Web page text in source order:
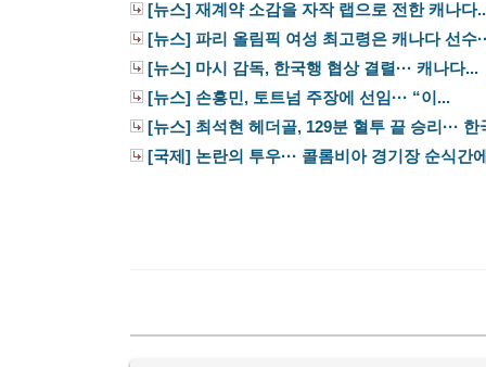
[뉴스] 재계약 소감을 자작 랩으로 전한 캐나다
[뉴스] 파리 올림픽 여성 최고령은 캐나다 선수
[뉴스] 마시 감독, 한국행 협상 결렬··· 캐나다...
[뉴스] 손흥민, 토트넘 주장에 선임··· “이...
[뉴스] 최석현 헤더골, 129분 혈투 끝 승리··· 한
[국제] 논란의 투우··· 콜롬비아 경기장 순식간